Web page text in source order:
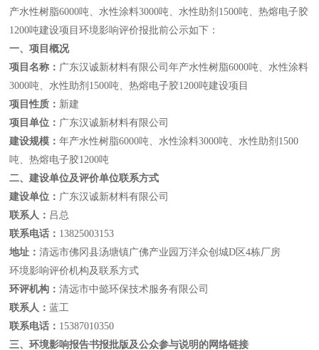
产水性树脂6000吨、水性涂料3000吨、水性助剂 1500吨、热熔电子胶
1200吨建设项目环境影响评价报批前公示如下：
一、项目概况
项目名称： 广东汉诚新材料有限公司年产水性树脂6000吨、水性涂料
3000吨、水性助剂 1500吨、热熔电子胶1200吨建设项目
项目性质： 新建
项目单位： 广东汉诚新材料有限公司
建设规模：年产水性树脂6000吨、水性涂料3000吨、水性助剂 1500
吨、热熔电子胶1200吨
二、建设单位及评价单位联系方式
建设单位： 广东汉诚新材料有限公司
联系人： 吕总
联系电话： 13825003153
地址：清远市佛冈县汤塘镇广佛产业园万洋众创城D 区4栋厂房
环境影响评价机构及联系方式
环评机构：清远市中懿环保技术服务有限公司
联系人：蓝工
联系电话： 15387010350
三、环境影响报告书报批版及公众参与说明的网络链接